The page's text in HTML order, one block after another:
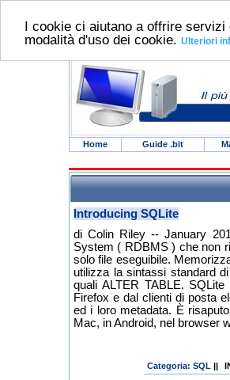
I cookie ci aiutano a offrire
modalità d'uso dei cookie. Ulteriori
Home Guide .bit
Introducing SQLite
di Colin Riley -- January
System ( RDBMS ) che non
solo file eseguibile.
utilizza la sintassi standard
quali ALTER TABLE.
Firefox e dal clienti di posta
ed i loro metadata. È
Mac, in Android, nel browser
Categoria: SQL ||